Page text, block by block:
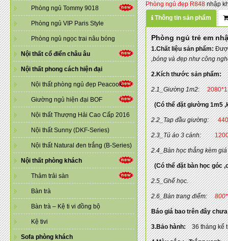
Phòng ngủ Tommy 9018
Phòng ngủ VIP Paris Style
Phòng ngủ ngọc trai nâu bóng
Nội thất cổ điển châu âu
Nội thất phong cách hiện đại
Nội thất phòng ngủ đẹp Peacook
Giường ngủ hiện đại BOF
Nội thất Thượng Hải Cao Cấp 2016
Nội thất Sunny (DKF-Series)
Nội thất Natural đen trắng (B-Series)
Nội thất phòng khách
Thảm trải sàn
Bàn trà
Bàn trà – Kệ ti vi đồng bộ
Kệ tivi
Sofa phòng khách
Phòng ngủ đẹp R848nhập
Thông tin sản phẩm
Phòng ngủ trẻ em
1.Chất liệu sản phẩm:
,bóng và đẹp như công
2.Kích thước sản phẩm:
2.1_Giường 1m2:
(Có thể đặt giường 1m5
2.2_Tap đầu giường:
2.3_Tủ áo 3 cánh:
2.4_Bàn học thẳng kèm
(Có thể đặt bàn học góc
2.5_Ghế học.
2.6_Bàn trang điểm:
Báo giá bao trên đây
3.Bảo hành:36 tháng kể